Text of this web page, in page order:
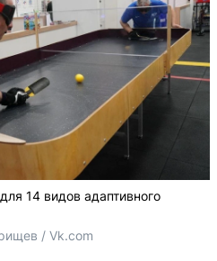
14 видов адаптивного
/ Vk.com